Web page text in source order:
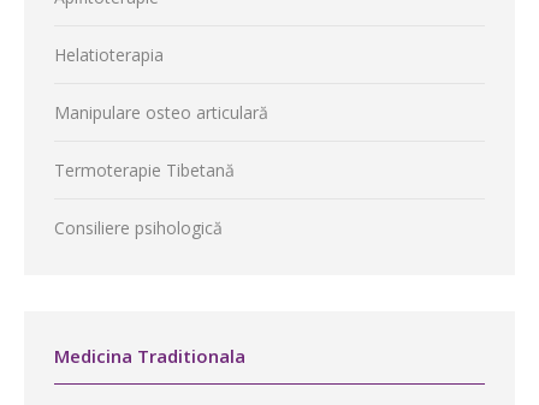
Helatioterapia
Manipulare osteo articulară
Termoterapie Tibetană
Consiliere psihologică
Medicina Traditionala